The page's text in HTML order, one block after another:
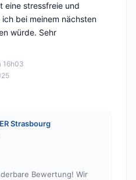
16h03
eine stressfreie und
bei meinem nächsten
würde. Sehr
Strasbourg
Bewertung! Wir